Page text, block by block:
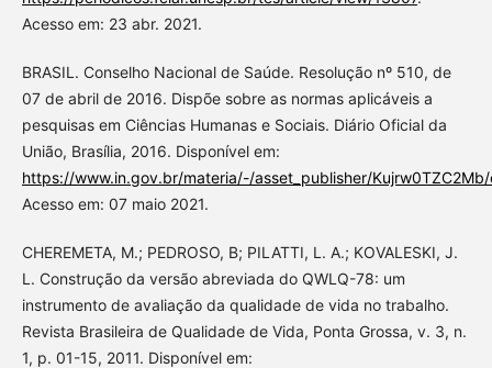
Acesso em: 23 abr. 2021.
BRASIL. Conselho Nacional de Saúde. Resolução nº 510, de
07 de abril de 2016. Dispõe sobre as normas aplicáveis a
pesquisas em Ciências Humanas e Sociais. Diário Oficial da
União, Brasília, 2016. Disponível em:
https://www.in.gov.br/materia/-/asset_publisher/
Acesso em: 07 maio 2021.
CHEREMETA, M.; PEDROSO, B; PILATTI, L. A.; KOVALESKI, J.
L. Construção da versão abreviada do QWLQ-78: um
instrumento de avaliação da qualidade de vida no trabalho.
Revista Brasileira de Qualidade de Vida, Ponta Grossa, v. 3, n.
1, p. 01-15, 2011. Disponível em: